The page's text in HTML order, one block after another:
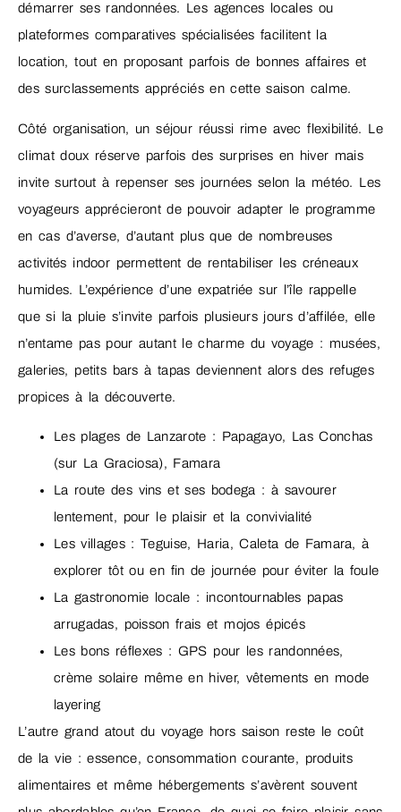
démarrer ses randonnées. Les agences locales ou
plateformes comparatives spécialisées facilitent la
location, tout en proposant parfois de bonnes affaires et
des surclassements appréciés en cette saison calme.
Côté organisation, un séjour réussi rime avec flexibilité. Le
climat doux réserve parfois des surprises en hiver mais
invite surtout à repenser ses journées selon la météo. Les
voyageurs apprécieront de pouvoir adapter le programme
en cas d’averse, d’autant plus que de nombreuses
activités indoor permettent de rentabiliser les créneaux
humides. L’expérience d’une expatriée sur l’île rappelle
que si la pluie s’invite parfois plusieurs jours d’affilée, elle
n’entame pas pour autant le charme du voyage : musées,
galeries, petits bars à tapas deviennent alors des refuges
propices à la découverte.
Les plages de Lanzarote : Papagayo, Las Conchas
(sur La Graciosa), Famara
La route des vins et ses bodega : à savourer
lentement, pour le plaisir et la convivialité
Les villages : Teguise, Haria, Caleta de Famara, à
explorer tôt ou en fin de journée pour éviter la foule
La gastronomie locale : incontournables papas
arrugadas, poisson frais et mojos épicés
Les bons réflexes : GPS pour les randonnées,
crème solaire même en hiver, vêtements en mode
layering
L’autre grand atout du voyage hors saison reste le coût
de la vie : essence, consommation courante, produits
alimentaires et même hébergements s’avèrent souvent